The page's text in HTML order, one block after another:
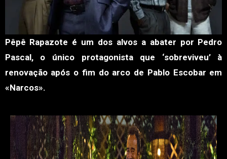
Pêpê Rapazote é um dos alvos a abater por Pedro
Pascal, o único protagonista que ‘sobreviveu’ à
renovação após o fim do arco de Pablo Escobar em
«Narcos».